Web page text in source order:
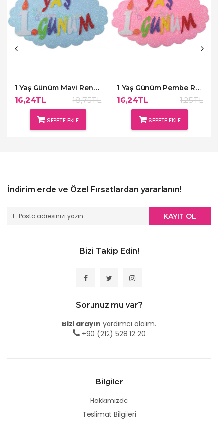
1 Yaş Günüm Mavi Renk Kapı Süsü,48x30cm
16,24TL 18,75TL
SEPETE EKLE
1 Yaş Günüm Pembe Renk Kapı Süsü,48x30cm
16,24TL 1,25TL
SEPETE EKLE
İndirimlerde ve Özel Fırsatlardan yararlanın!
KAYIT OL
Bizi Takip Edin!
Sorunuz mu var?
Bizi arayın yardımcı olalım.
+90 (212) 528 12 20
Bilgiler
Hakkımızda
Teslimat Bilgileri